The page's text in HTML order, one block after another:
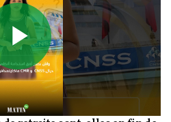
Play